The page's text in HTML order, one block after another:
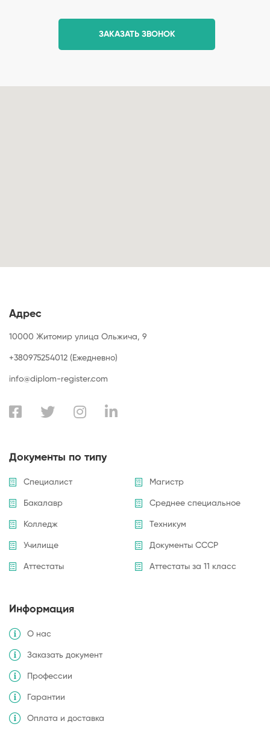
ЗАКАЗАТЬ ЗВОНОК
Адрес
10000 Житомир улица Ольжича, 9
+380975254012 (Ежедневно)
info@diplom-register.com
Документы по типу
Специалист Магистр
Бакалавр Среднее специальное
Колледж Техникум
Училище Документы СССР
Аттестаты Аттестаты за 11 класс
Информация
О нас
Заказать документ
Профессии
Гарантии
Оплата и доставка